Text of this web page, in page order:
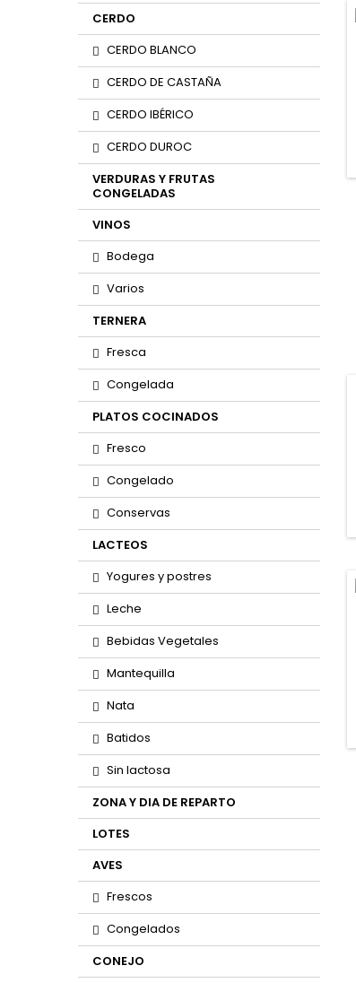
CERDO
CERDO BLANCO
CERDO DE CASTAÑA
CERDO IBÉRICO
CERDO DUROC
VERDURAS Y FRUTAS
CONGELADAS
VINOS
Bodega
Varios
TERNERA
Fresca
Congelada
PLATOS COCINADOS
Fresco
Congelado
Conservas
LACTEOS
Yogures y postres
Leche
Bebidas Vegetales
Mantequilla
Nata
Batidos
Sin lactosa
ZONA Y DIA DE REPARTO
LOTES
AVES
Frescos
Congelados
CONEJO